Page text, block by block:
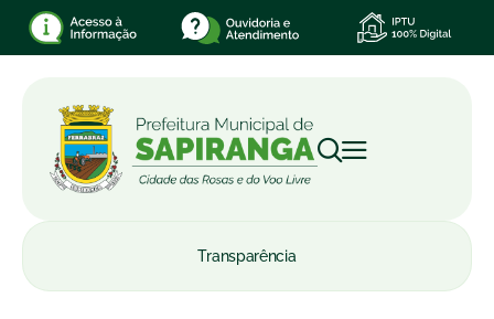
Transparência